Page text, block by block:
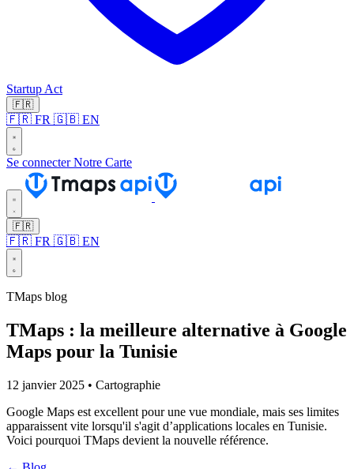
Startup Act
🇫🇷
🇫🇷 FR 🇬🇧 EN
Se connecterNotre Carte
🇫🇷
🇫🇷 FR 🇬🇧 EN
TMaps blog
TMaps : la meilleure alternative à Google
Maps pour la Tunisie
12 janvier 2025 • Cartographie
Google Maps est excellent pour une vue mondiale, mais ses limites
apparaissent vite lorsqu'il s'agit d’applications locales en Tunisie.
Voici pourquoi TMaps devient la nouvelle référence.